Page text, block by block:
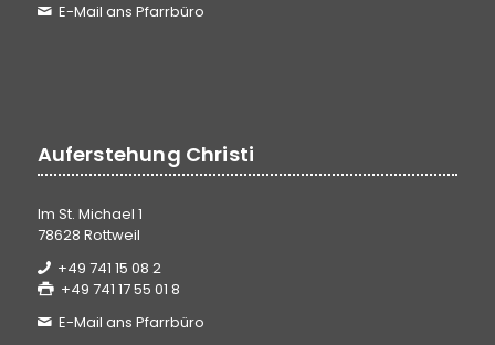
E-Mail ans Pfarrbüro
Auferstehung Christi
Im St. Michael 1
78628 Rottweil
+49 741 15 08 2
+49 741 17 55 01 8
E-Mail ans Pfarrbüro